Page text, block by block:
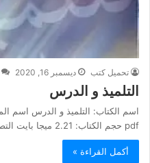
تحميل كتب ديسمبر 16, 2020
التلميذ و الدرس
اسم الكتاب: التلميذ و الدرس اسم
pdf حجم الكتاب: 2.21 ميجا بايت التصنيف:…
أكمل القراءة »